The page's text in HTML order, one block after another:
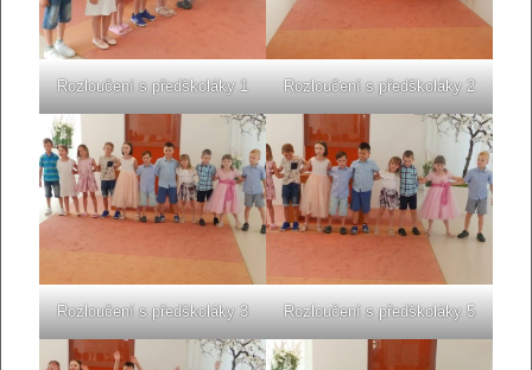
Rozloučení s předškoláky 1 Rozloučení s předškoláky 2
Rozloučení s předškoláky 3 Rozloučení s předškoláky 5